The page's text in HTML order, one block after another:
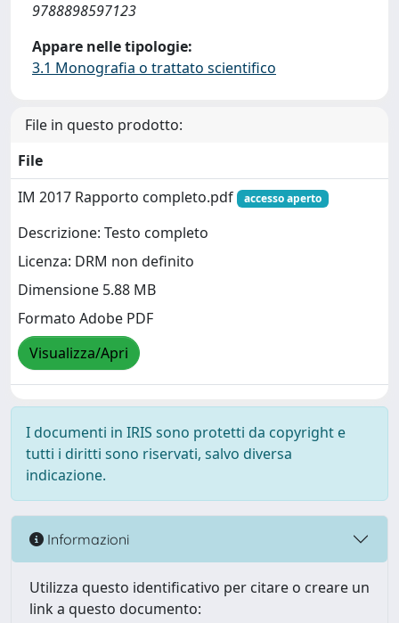
9788898597123
Appare nelle tipologie:
3.1 Monografia o trattato scientifico
File in questo prodotto:
File
IM 2017 Rapporto completo.pdf
accesso aperto
Descrizione: Testo completo
Licenza: DRM non definito
Dimensione 5.88 MB
Formato Adobe PDF
Visualizza/Apri
I documenti in IRIS sono protetti da copyright e
tutti i diritti sono riservati, salvo diversa
indicazione.
Informazioni
Utilizza questo identificativo per citare o creare un
link a questo documento: